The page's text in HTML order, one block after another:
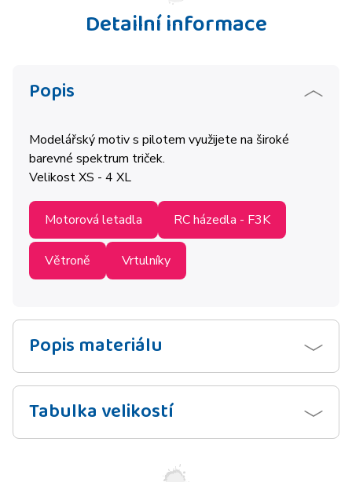
Detailní informace
Popis
Modelářský motiv s pilotem využijete na široké
barevné spektrum triček.
Velikost XS - 4 XL
Motorová letadla RC házedla - F3K
Větroně Vrtulníky
Popis materiálu
Tabulka velikostí